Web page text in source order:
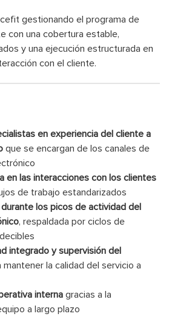
gestionando el programa de
con una cobertura estable,
y una ejecución estructurada en
con el cliente.
en experiencia del cliente a
que se encargan de los canales de
en las interacciones con los clientes
de trabajo estandarizados
los picos de actividad del
, respaldada por ciclos de
integrado y supervisión del
mantener la calidad del servicio a
interna gracias a la
a largo plazo